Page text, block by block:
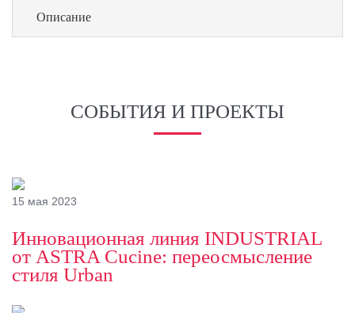
Описание
СОБЫТИЯ И ПРОЕКТЫ
15 мая 2023
Инновационная линия INDUSTRIAL
от ASTRA Cucine: переосмысление
стиля Urban